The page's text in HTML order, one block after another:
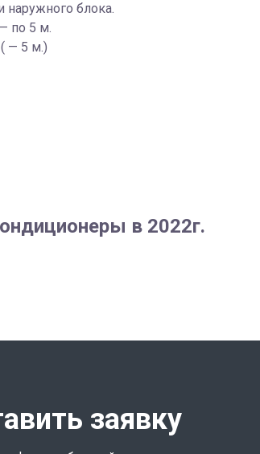
наружного блока.
по 5 м.
— 5 м.)
в 2022г.
заявку